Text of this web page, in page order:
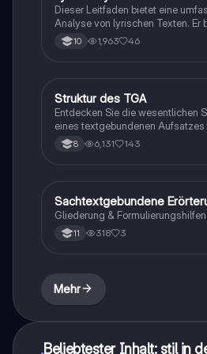
der Gedichtanalyse verbessern
Dieser Leitfaden bietet eine
Analyse von lyrischen Texten. Er
Aspekte wie Inhalt, Perspektive,
persönliche Deutung. Ideal für
10 1,963 46
Deutsch
Struktur des TGA
Entdecken Sie die wesentlichen
eines textgebundenen Aufsatzes
Leitfaden umfasst die
Inhaltszusammenfassung,
8 6,131 143
Deutsch
Sachtextgebundene
Gliederung & Formulierungshilfen
11 318 3
Mehr
Beliebtester Inhalt: stil in